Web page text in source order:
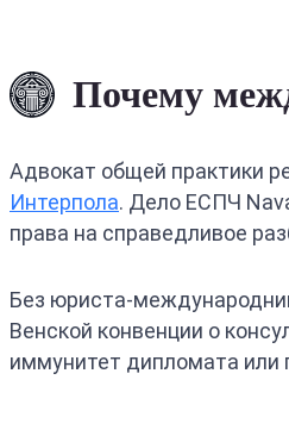
Почему
Адвокат общей практики
Интерпола. Дело ЕСПЧ
права на справедливое
Без юриста-
Венской конвенции о
иммунитет дипломата или